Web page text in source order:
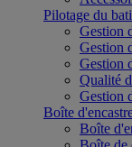
Pilotage du
Gestion
Gestion
Gestion
Qualité
Gestion
Boîte
Boîte